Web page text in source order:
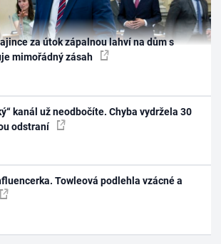
za útok zápalnou lahví na dům s
mimořádný zásah
kanál už neodbočíte. Chyba vydržela 30
odstraní
Towleová podlehla vzácné a